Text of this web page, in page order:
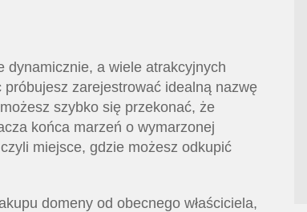
dynamicznie, a wiele atrakcyjnych
zarejestrować idealną nazwę
szybko się przekonać, że
końca marzeń o wymarzonej
miejsce, gdzie możesz odkupić
domeny od obecnego właściciela,